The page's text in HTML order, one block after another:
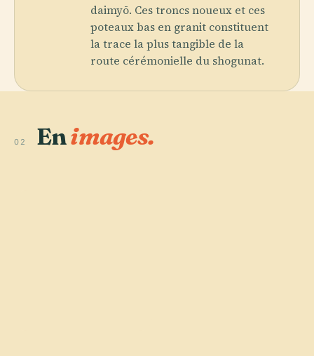
daimyō. Ces troncs noueux et ces
poteaux bas en granit constituent
la trace la plus tangible de la
route cérémonielle du shogunat.
02 Enimages.